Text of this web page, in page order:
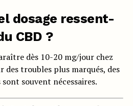
dosage ressent-
CBD ?
dès 10-20 mg/jour chez
des troubles plus marqués, des
souvent nécessaires.